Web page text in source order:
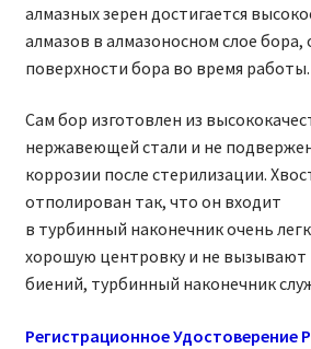
алмазных зерен достигается
алмазов в алмазоносном слое
поверхности бора во время работы.
Сам бор изготовлен из
нержавеющей стали и не
коррозии после стерилизации.
отполирован так, что он входит
в турбинный наконечник очень
хорошую центровку и не вызывают
биений, турбинный наконечник
Регистрационное Удостоверение